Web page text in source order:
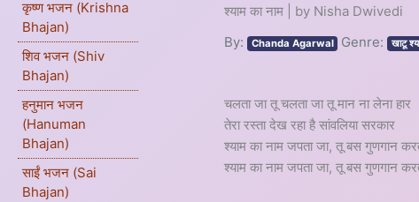
कृष्ण भजन (Krishna
Bhajan)
शिव भजन (Shiv
Bhajan)
हनुमान भजन
(Hanuman
Bhajan)
साईं भजन (Sai
Bhajan)
श्याम का नाम | by Nisha Dwivedi
By: Chanda Agarwal Genre: खाटू
चलता जा तू चलता जा तू मान ना लेना हार
तेरा रस्ता देख रहा है सांवलिया सरकार
श्याम का नाम जपता जा, तू बस गुणगान
श्याम का नाम जपता जा, तू बस गुणगान